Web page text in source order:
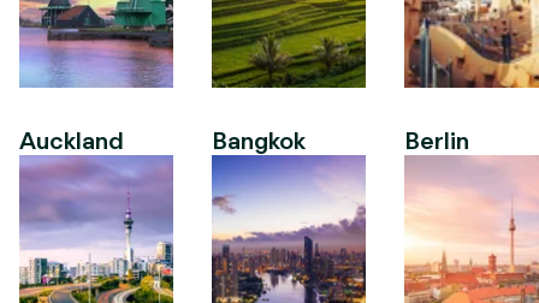
Auckland Bangkok Berlin